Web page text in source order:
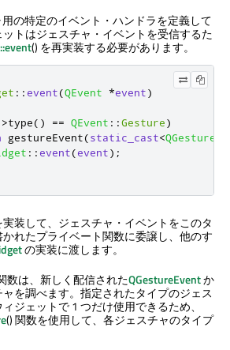
の特定のイベント・ハンドラを定義して
トはジェスチャ・イベントを受信するた
() を再実装する必要があります。
::event(QEvent *event)
>type() == QEvent ::Gesture)
gestureEvent(static_cast<
::event(event);
装して、ジェスチャ・イベントをこのタ
れたプライベート関数に委譲し、他のす
の実装に渡します。
数は、新しく配信されたQGestureEventか
を調べます。指定されたタイプのジェス
ジェットで 1 つだけ使用できるため、
() 関数を使用して、各ジェスチャのタイプ